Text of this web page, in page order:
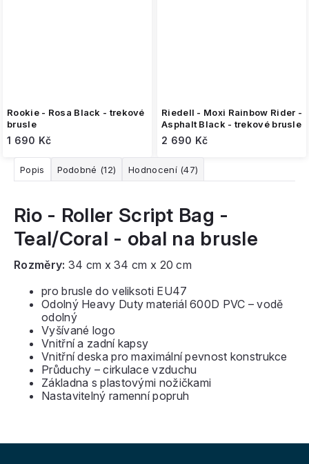
Rookie - Rosa Black - trekové
brusle
1 690 Kč
Riedell - Moxi Rainbow Rider -
Asphalt Black - trekové brusle
2 690 Kč
Popis Podobné (12) Hodnocení (47)
Rio - Roller Script Bag -
Teal/Coral - obal na brusle
Rozměry: 34 cm x 34 cm x 20 cm
pro brusle do veliksoti EU47
Odolný Heavy Duty materiál 600D PVC – vodě
odolný
Vyšívané logo
Vnitřní a zadní kapsy
Vnitřní deska pro maximální pevnost konstrukce
Průduchy – cirkulace vzduchu
Základna s plastovými nožičkami
Nastavitelný ramenní popruh